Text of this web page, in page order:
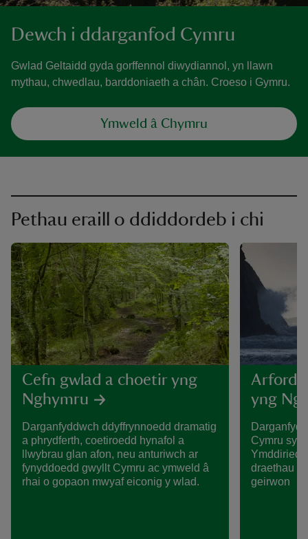
Dewch i ddarganfod Cymru
Gwlad Geltaidd gyda gorffennol diwydiannol, yn llawn
mythau, chwedlau, barddoniaeth a chân. Croeso i Gymru.
Ymweld â Chymru
Pethau eraill o ddiddordeb i chi
Cefn gwlad a choetir yng
Nghymru
Darganfyddwch ddyffrynnoedd dramatig
a phrydferth, coetiroedd hynafol a
llwybrau glan afon, neu anturiwch ar
fynyddoedd gwyllt Cymru ac ymweld â
rhai o gopaon mwyaf eiconig y wlad.
yng
Cymru
draethau
geirwon